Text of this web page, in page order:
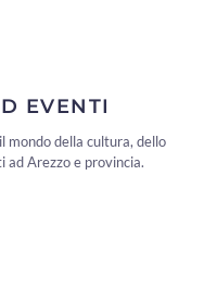
EVENTI
mondo della cultura, dello
Arezzo e provincia.